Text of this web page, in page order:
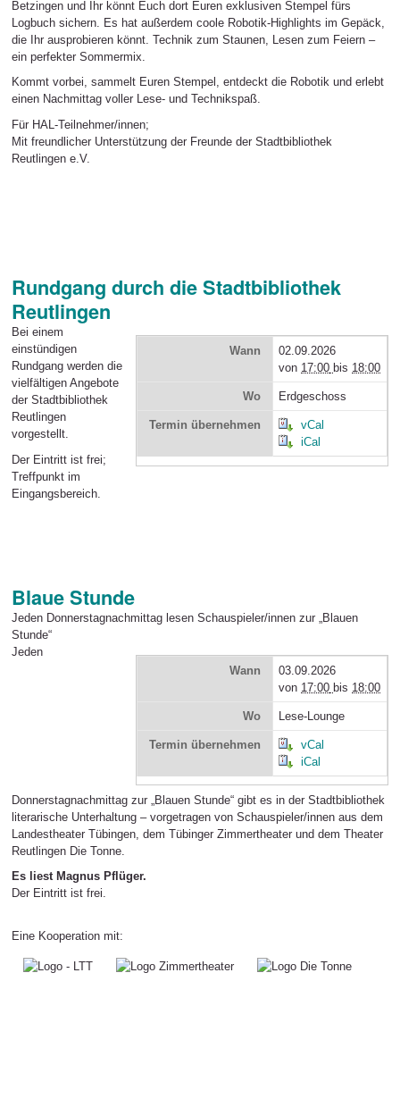
Betzingenund Ihr könnt Euch dort Euren exklusiven Stempel fürs
Logbuchsichern. Es hat außerdem coole Robotik‑Highlights im Gepäck,
die Ihr ausprobieren könnt. Technik zum Staunen, Lesen zum Feiern –
ein perfekter Sommermix.
Kommt vorbei, sammelt Euren Stempel, entdeckt die Robotik und erlebt
einen Nachmittag voller Lese‑ und Technikspaß.
Für HAL-Teilnehmer/innen;
Mit freundlicher Unterstützung der Freunde der Stadtbibliothek
Reutlingen e.V.
Rundgang durch die Stadtbibliothek
Reutlingen
Wann
02.09.2026
von 17:00 bis 18:00
Wo Erdgeschoss
Termin übernehmen
vCal
iCal
Bei einem
einstündigen
Rundgang werden die
vielfältigen Angebote
der Stadtbibliothek
Reutlingen
vorgestellt.
Der Eintritt ist frei;
Treffpunkt im
Eingangsbereich.
Blaue Stunde
Jeden Donnerstagnachmittag lesen Schauspieler/innen zur „Blauen
Stunde“
Wann
03.09.2026
von 17:00 bis 18:00
Wo Lese-Lounge
Termin übernehmen
vCal
iCal
Jeden
Donnerstagnachmittag zur „Blauen Stunde“ gibt es in der Stadtbibliothek
literarische Unterhaltung – vorgetragen von Schauspieler/innen aus dem
Landestheater Tübingen, dem Tübinger Zimmertheater und dem Theater
Reutlingen Die Tonne.
Es liest Magnus Pflüger.
Der Eintritt ist frei.
Eine Kooperation mit: